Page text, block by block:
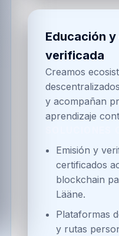
Educación
verificada
Creamos
y acompañan
aprendizaje
Emisión y
certificados
blockchain
Lääne.
Plataformas
y rutas